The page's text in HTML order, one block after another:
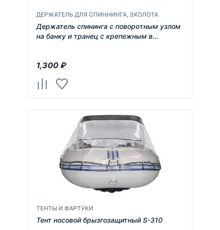
ДЕРЖАТЕЛЬ ДЛЯ СПИННИНГА, ЭХОЛОТА
Держатель спининга с поворотным узлом
на банку и транец с крепежным в
1,300₽
ТЕНТЫ И ФАРТУКИ
Тент носовой брызгозащитный S-310